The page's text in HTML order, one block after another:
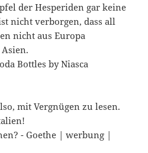
der Hesperiden gar keine
nicht verborgen, dass all
nicht aus Europa
mit Vergnügen zu lesen.